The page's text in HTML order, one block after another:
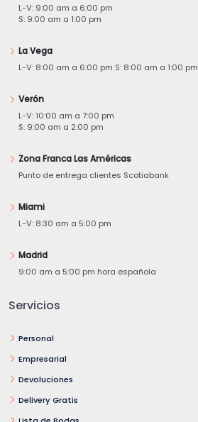
L-V: 9:00 am a 6:00 pm
S: 9:00 am a 1:00 pm
La Vega
L-V: 8:00 am a 6:00 pm S: 8:00 am a 1:00 pm
Verón
L-V: 10:00 am a 7:00 pm
S: 9:00 am a 2:00 pm
Zona Franca Las Américas
Punto de entrega clientes Scotiabank
Miami
L-V: 8:30 am a 5:00 pm
Madrid
9:00 am a 5:00 pm hora española
Servicios
Personal
Empresarial
Devoluciones
Delivery Gratis